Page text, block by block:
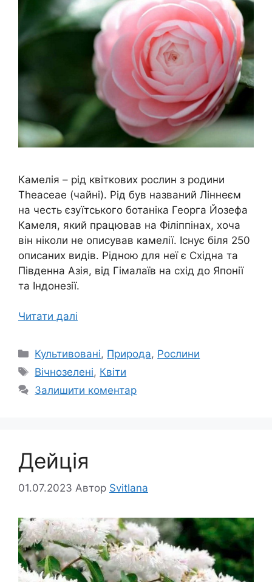
Камелія – рід квіткових рослин з родини
Theaceae (чайні). Рід був названий Ліннеєм
на честь єзуїтського ботаніка Георга Йозефа
Камеля, який працював на Філіппінах, хоча
він ніколи не описував камелії. Існує біля 250
описаних видів. Рідною для неї є Східна та
Південна Азія, від Гімалаїв на схід до Японії
та Індонезії.
Читати далі
Категорії
Культивовані, Природа, Рослини
Позначки
Вічнозелені, Квіти
Залишити коментар
Дейція
01.07.2023 Автор Svitlana